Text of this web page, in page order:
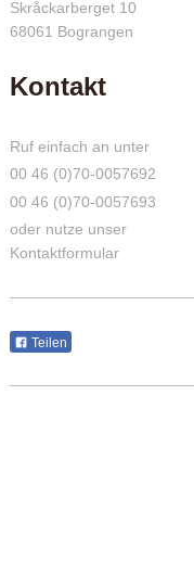
Skråckarberget 10
68061 Bograngen
Kontakt
Ruf einfach an unter
00 46 (0)70-0057692
00 46 (0)70-0057693
oder nutze unser
Kontaktformular
Teilen